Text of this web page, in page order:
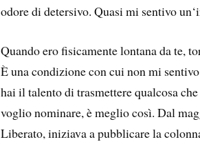
odore di detersivo. Quasi mi sentivo
Quando ero fisicamente lontana da te,
È una condizione con cui non mi
hai il talento di trasmettere qualcosa
voglio nominare, è meglio così. Dal
Liberato, iniziava a pubblicare la